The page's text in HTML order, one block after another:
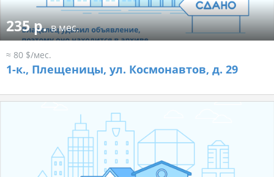
235 р.в мес.
≈ 80 $/мес.
1-к., Плещеницы, ул. Космонавтов, д. 29